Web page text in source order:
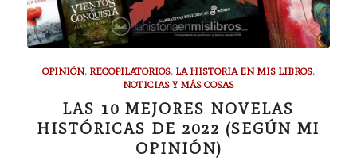
OPINIÓN, RECOPILATORIOS, LA HISTORIA EN MIS LIBROS,
NOTICIAS Y MÁS COSAS
LAS 10 MEJORES NOVELAS
HISTÓRICAS DE 2022 (SEGÚN MI
OPINIÓN)